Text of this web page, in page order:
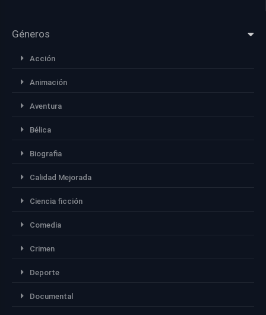
Géneros
Acción
Animación
Aventura
Bélica
Biografia
Calidad Mejorada
Ciencia ficción
Comedia
Crimen
Deporte
Documental